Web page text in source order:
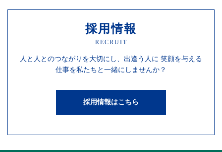
採用情報
RECRUIT
人と人とのつながりを大切にし、 出逢う人に 笑顔を与える
仕事を私たちと一緒にしませんか？
採用情報はこちら